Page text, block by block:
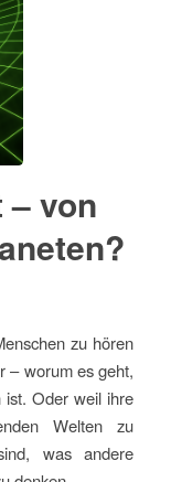
von
zu hören
– worum es geht,
ist. Oder weil ihre
Welten zu
was andere